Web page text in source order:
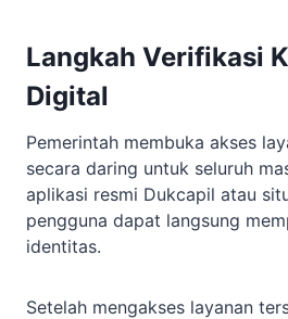
Langkah Verifikasi
Digital
Pemerintah membuka akses
secara daring untuk seluruh
aplikasi resmi Dukcapil atau
pengguna dapat langsung
identitas.
Setelah mengakses layanan